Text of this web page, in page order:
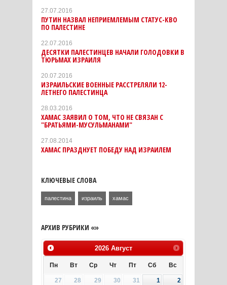
27.07.2016
ПУТИН НАЗВАЛ НЕПРИЕМЛЕМЫМ СТАТУС-КВО
ПО ПАЛЕСТИНЕ
22.07.2016
ДЕСЯТКИ ПАЛЕСТИНЦЕВ НАЧАЛИ ГОЛОДОВКИ В
ТЮРЬМАХ ИЗРАИЛЯ
20.07.2016
ИЗРАИЛЬСКИЕ ВОЕННЫЕ РАССТРЕЛЯЛИ 12-
ЛЕТНЕГО ПАЛЕСТИНЦА
28.03.2016
ХАМАС ЗАЯВИЛ О ТОМ, ЧТО НЕ СВЯЗАН С
"БРАТЬЯМИ-МУСУЛЬМАНАМИ"
27.08.2014
ХАМАС ПРАЗДНУЕТ ПОБЕДУ НАД ИЗРАИЛЕМ
КЛЮЧЕВЫЕ СЛОВА
палестина израиль хамас
АРХИВ РУБРИКИ «»
2026 Август
Пн Вт Ср Чт Пт Сб Вс
27 28 29 30 31 1
2